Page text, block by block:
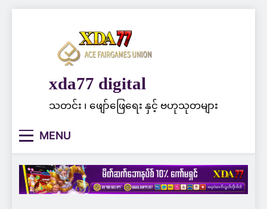
xda77 digital
သတင်း ၊ ဖျော်ဖြေရေး နှင့် ဗဟုသုတများ
MENU